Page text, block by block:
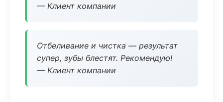
— Клиент компании
Отбеливание и чистка — результат
супер, зубы блестят. Рекомендую!
— Клиент компании